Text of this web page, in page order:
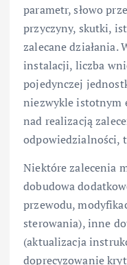
parametr, słowo
przyczyny, skutki,
zalecane działania.
instalacji, liczba
pojedynczej
niezwykle istotnym
nad realizacją
odpowiedzialności,
Niektóre zalecenia
dobudowa
przewodu,
sterowania), inne
(aktualizacja
doprecyzowanie